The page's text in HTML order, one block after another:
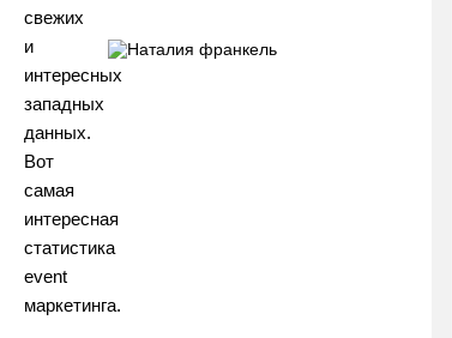
свежих
и
интересных
западных
данных.
Вот
самая
интересная
статистика
event
маркетинга.